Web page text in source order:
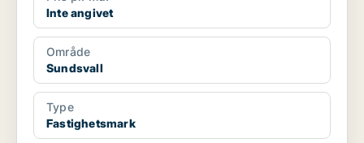
Inte angivet
Område
Sundsvall
Type
Fastighetsmark